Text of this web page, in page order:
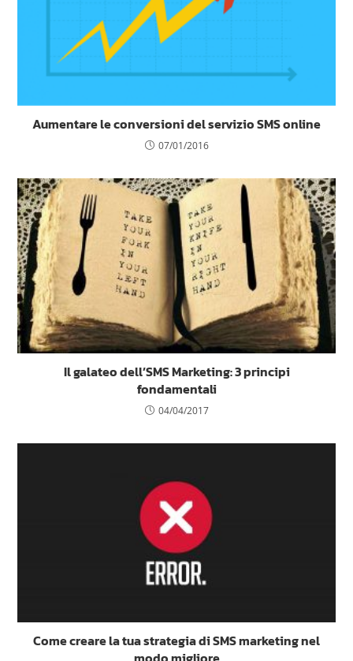
Aumentare le conversioni del servizio SMS online
07/01/2016
Il galateo dell’SMS Marketing: 3 principi
fondamentali
04/04/2017
Come creare la tua strategia di SMS marketing nel